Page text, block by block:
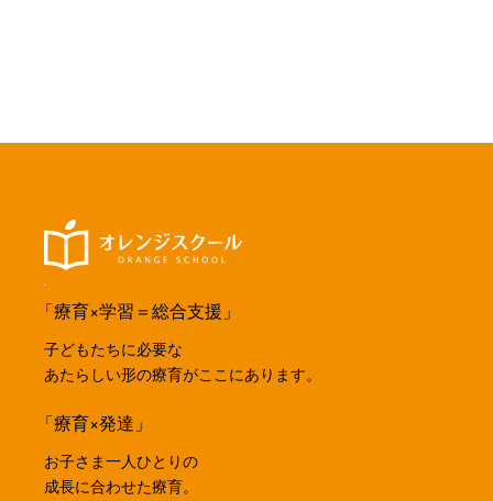
「療育×学習＝総合支援」
子どもたちに必要な
あたらしい形の療育がここにあります。
「療育×発達」
お子さま一人ひとりの
成長に合わせた療育。